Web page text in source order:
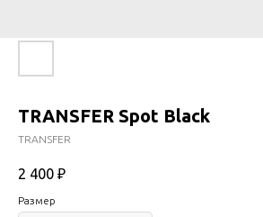
TRANSFER Spot Black
TRANSFER
2 400 ₽
Размер